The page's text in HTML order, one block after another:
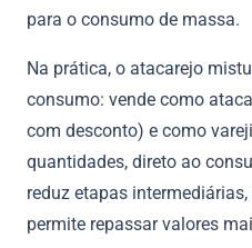
para o consumo de massa.
Na prática, o atacarejo
consumo: vende como
com desconto) e como
quantidades, direto ao
reduz etapas
permite repassar valores